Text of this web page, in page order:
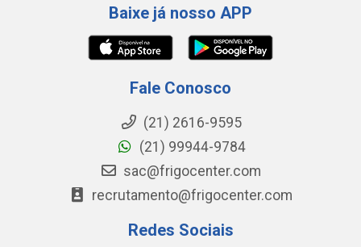
Baixe já nosso APP
Fale Conosco
(21) 2616-9595
(21) 99944-9784
sac@frigocenter.com
recrutamento@frigocenter.com
Redes Sociais